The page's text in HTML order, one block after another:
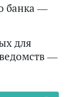
банка —
для
—